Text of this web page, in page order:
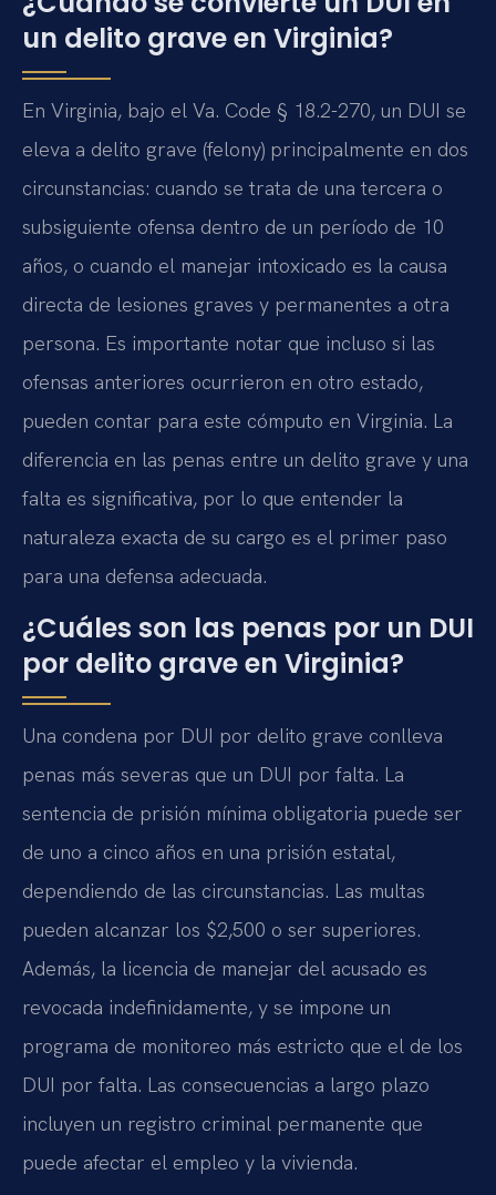
un delito grave en Virginia?
En Virginia, bajo el Va. Code § 18.2-270, un DUI se
eleva a delito grave (felony) principalmente en dos
circunstancias: cuando se trata de una tercera o
subsiguiente ofensa dentro de un período de 10
años, o cuando el manejar intoxicado es la causa
directa de lesiones graves y permanentes a otra
persona. Es importante notar que incluso si las
ofensas anteriores ocurrieron en otro estado,
pueden contar para este cómputo en Virginia. La
diferencia en las penas entre un delito grave y una
falta es significativa, por lo que entender la
naturaleza exacta de su cargo es el primer paso
para una defensa adecuada.
¿Cuáles son las penas por un DUI
por delito grave en Virginia?
Una condena por DUI por delito grave conlleva
penas más severas que un DUI por falta. La
sentencia de prisión mínima obligatoria puede ser
de uno a cinco años en una prisión estatal,
dependiendo de las circunstancias. Las multas
pueden alcanzar los $2,500 o ser superiores.
Además, la licencia de manejar del acusado es
revocada indefinidamente, y se impone un
programa de monitoreo más estricto que el de los
DUI por falta. Las consecuencias a largo plazo
incluyen un registro criminal permanente que
puede afectar el empleo y la vivienda.